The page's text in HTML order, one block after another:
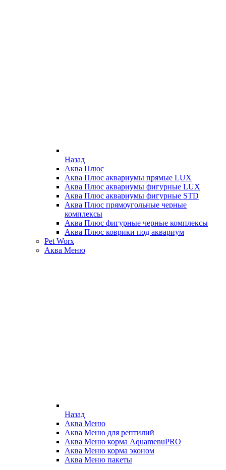
Назад
Аква Плюс
Аква Плюс аквариумы прямые LUX
Аква Плюс аквариумы фигурные LUX
Аква Плюс аквариумы фигурные STD
Аква Плюс прямоугольные черные
комплексы
Аква Плюс фигурные черные комплексы
Аква Плюс коврики под аквариум
Pet Worx
Аква Меню
Назад
Аква Меню
Аква Меню для рептилий
Аква Меню корма AquamenuPRO
Аква Меню корма эконом
Аква Меню пакеты